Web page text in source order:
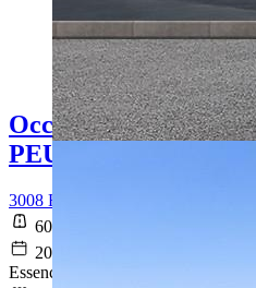
Occasion
PEUGEOT 3008
3008 Hybrid 225 e-EAT8 Roadtrip
60 607 km
2021-12-27
Essence / Courant électrique